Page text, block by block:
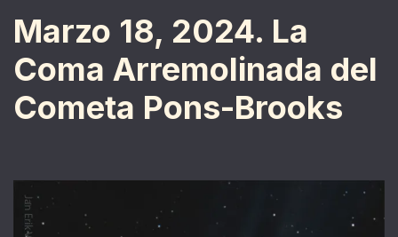
Marzo 18, 2024. La
Coma Arremolinada del
Cometa Pons-Brooks